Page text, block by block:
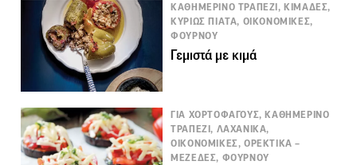
ΚΑΘΗΜΕΡΙΝΟ ΤΡΑΠΕΖΙ, ΚΙΜΑΔΕΣ,
ΚΥΡΙΩΣ ΠΙΑΤΑ, ΟΙΚΟΝΟΜΙΚΕΣ,
ΦΟΥΡΝΟΥ
Γεμιστά με κιμά
ΓΙΑ ΧΟΡΤΟΦΑΓΟΥΣ, ΚΑΘΗΜΕΡΙΝΟ
ΤΡΑΠΕΖΙ, ΛΑΧΑΝΙΚΑ,
ΟΙΚΟΝΟΜΙΚΕΣ, ΟΡΕΚΤΙΚΑ –
ΜΕΖΕΔΕΣ, ΦΟΥΡΝΟΥ